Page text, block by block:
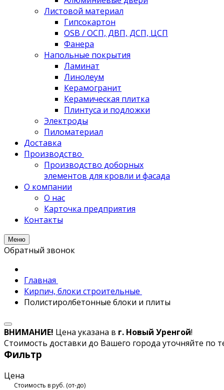
Листовой материал
Гипсокартон
OSB / ОСП, ДВП, ДСП, ЦСП
Фанера
Напольные покрытия
Ламинат
Линолеум
Керамогранит
Керамическая плитка
Плинтуса и подложки
Электроды
Пиломатериал
Доставка
Производство
Производство доборных
элементов для кровли и фасада
О компании
О нас
Карточка предприятия
Контакты
Меню
Обратный звонок
Главная
Кирпич, блоки строительные
Полистиролбетонные блоки и плиты
ВНИМАНИЕ! Цена указана в г. Новый Уренгой!
Стоимость доставки до Вашего города уточняйте по
Фильтр
Цена
Стоимость в руб. (от-до)